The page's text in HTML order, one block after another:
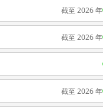
截至 2026 年
截至 2026 年
截至 2026 年